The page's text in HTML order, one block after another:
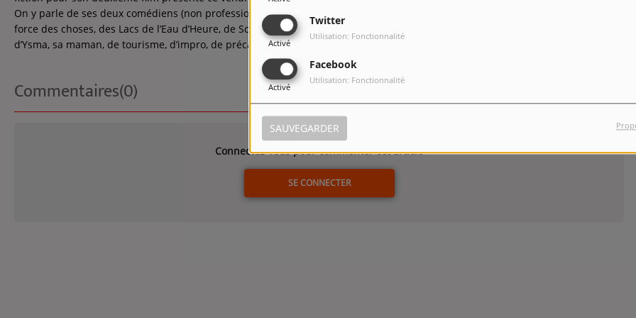
Twitter
Activé
Utilisation: Fonctionnalité
Facebook
Activé
Utilisation: Fonctionnalité
SAUVEGARDER
On y parle de ses deux comédiens (non professionnels) Purdey et Makenzy Lombes, de ces adolescents déjà adultes par la
force des choses, des Lacs de l’Eau d’Heure, de Sclayn, de sa collaboration avec Frédéric Noirhomme, son directeur de la photo,
d’Ysma, sa maman, de tourisme, d’impro, de précarité, de musique…. (Wallonie Bruxelles Images ; Cineart.be).
Commentaires(0)
Connectez-vous pour commenter cet article
SE CONNECTER